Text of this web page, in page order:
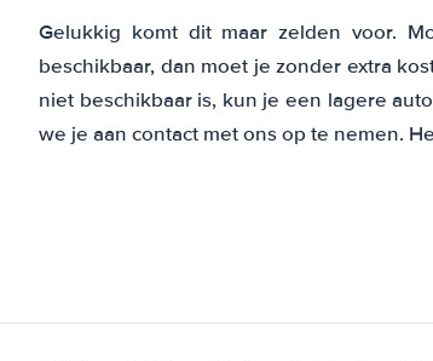
Gelukkig komt dit maar zelden voor.
beschikbaar, dan moet je zonder extra
niet beschikbaar is, kun je een lagere
we je aan contact met ons op te nemen.